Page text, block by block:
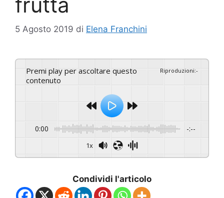
5 Agosto 2019 di Elena Franchini
Premi play per ascoltare questo
contenuto
Riproduzioni:-
0:00 -:--
1x
Condividi l'articolo